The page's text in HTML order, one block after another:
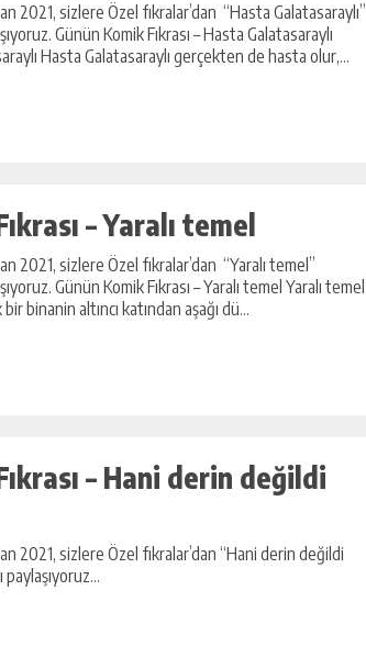
2021, sizlere Özel fıkralar’dan “Hasta Galatasaraylı”
Günün Komik Fıkrası – Hasta Galatasaraylı
Hasta Galatasaraylı gerçekten de hasta olur,...
– Yaralı temel
2021, sizlere Özel fıkralar’dan “Yaralı temel”
Günün Komik Fıkrası – Yaralı temel Yaralı temel
binanin altıncı katından aşağı dü...
– Hani derin değildi
2021, sizlere Özel fıkralar’dan “Hani derin değildi
paylaşıyoruz...
ŞIFA DEPOSU YOĞURTLU YEŞIL
MERCIMEK ÇORBASI TARIFI